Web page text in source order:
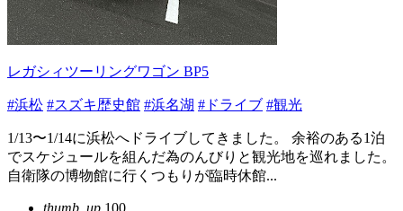
レガシィツーリングワゴン BP5
#浜松 #スズキ歴史館 #浜名湖 #ドライブ #観光
1/13〜1/14に浜松へドライブしてきました。 余裕のある1泊
でスケジュールを組んだ為のんびりと観光地を巡れました。
自衛隊の博物館に行くつもりが臨時休館...
thumb_up 100